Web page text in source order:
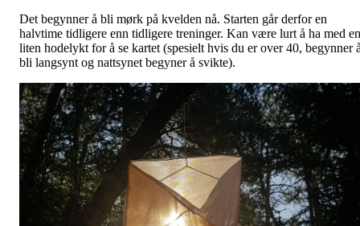
Det begynner å bli mørk på kvelden nå. Starten går derfor en
halvtime tidligere enn tidligere treninger. Kan være lurt å ha med en
liten hodelykt for å se kartet (spesielt hvis du er over 40, begynner
bli langsynt og nattsynet begyner å svikte).